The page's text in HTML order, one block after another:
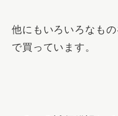
他にもいろいろなも
で買っています。